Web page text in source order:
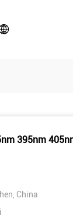
395nm
China